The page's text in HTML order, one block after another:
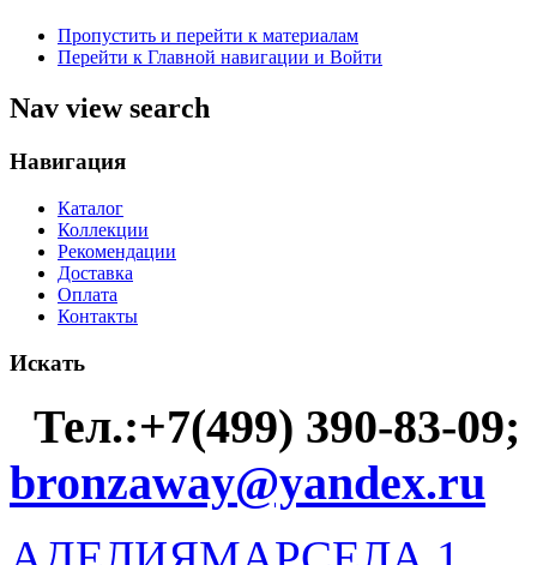
Пропустить и перейти к материалам
Перейти к Главной навигации и Войти
Nav view search
Навигация
Каталог
Коллекции
Рекомендации
Доставка
Оплата
Контакты
Искать
Тел.:+7(499) 390-83-09;
bronzaway@yandex.ru